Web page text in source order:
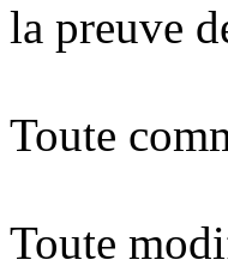
la preuve
Toute
Toute